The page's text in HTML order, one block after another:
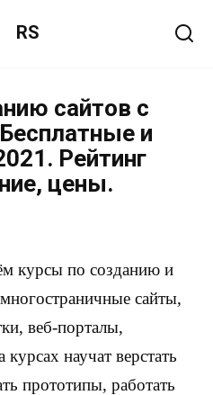
RS
сайтов с
и
Рейтинг
цены.
курсы по созданию и
сайты,
веб-порталы,
научат верстать
прототипы, работать